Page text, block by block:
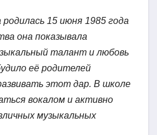
15 июня 1985 года
она показывала
талант и любовь
её родителей
этот дар. В школе
вокалом и активно
музыкальных